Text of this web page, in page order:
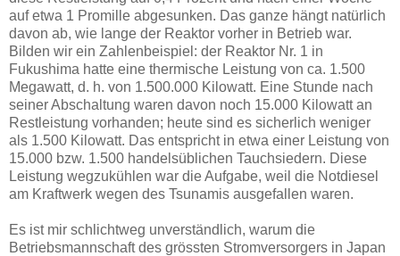
auf etwa 1 Promille abgesunken. Das ganze hängt natürlich
davon ab, wie lange der Reaktor vorher in Betrieb war.
Bilden wir ein Zahlenbeispiel: der Reaktor Nr. 1 in
Fukushima hatte eine thermische Leistung von ca. 1.500
Megawatt, d. h. von 1.500.000 Kilowatt. Eine Stunde nach
seiner Abschaltung waren davon noch 15.000 Kilowatt an
Restleistung vorhanden; heute sind es sicherlich weniger
als 1.500 Kilowatt. Das entspricht in etwa einer Leistung von
15.000 bzw. 1.500 handelsüblichen Tauchsiedern. Diese
Leistung wegzukühlen war die Aufgabe, weil die Notdiesel
am Kraftwerk wegen des Tsunamis ausgefallen waren.
Es ist mir schlichtweg unverständlich, warum die
Betriebsmannschaft des grössten Stromversorgers in Japan